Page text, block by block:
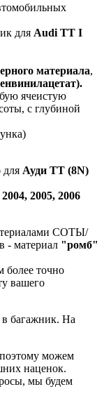
для Audi TT I
материала,
ячеистую
с глубиной
для Ауди ТТ (8N)
2005, 2006
СОТЫ/
- материал "ромб"
более точно
вашего
багажник. На
можем
наценок.
мы будем